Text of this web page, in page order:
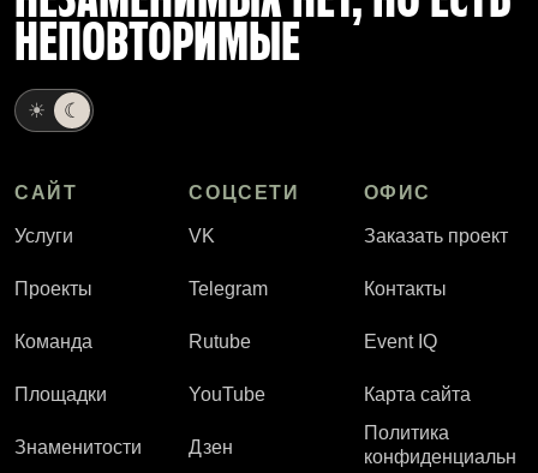
НЕПОВТОРИМЫЕ
☀ ☾
САЙТ
Услуги
Проекты
Команда
Площадки
Знаменитости
СОЦСЕТИ
VK
Telegram
Rutube
YouTube
Дзен
ОФИС
Заказать проект
Контакты
Event IQ
Карта сайта
Политика
конфиденциальн